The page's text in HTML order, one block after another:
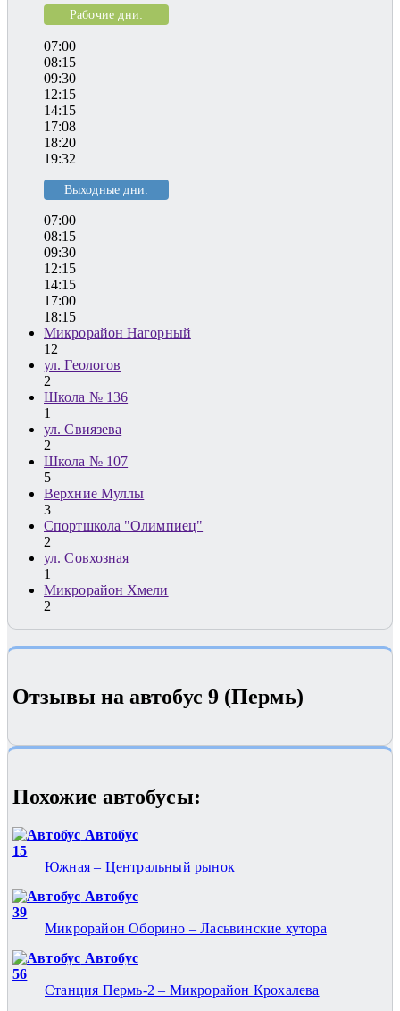
Рабочие дни:
07:00
08:15
09:30
12:15
14:15
17:08
18:20
19:32
Выходные дни:
07:00
08:15
09:30
12:15
14:15
17:00
18:15
Микрорайон Нагорный
12
ул. Геологов
2
Школа № 136
1
ул. Свиязева
2
Школа № 107
5
Верхние Муллы
3
Спортшкола "Олимпиец"
2
ул. Совхозная
1
Микрорайон Хмели
2
Отзывы на автобус 9 (Пермь)
Похожие автобуcы:
Автобус
15
Южная – Центральный рынок
Автобус
39
Микрорайон Оборино – Ласьвинские хутора
Автобус
56
Станция Пермь-2 – Микрорайон Крохалева